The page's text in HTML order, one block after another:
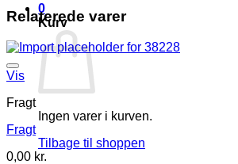
0
Kurv
Ingen varer i kurven.
Tilbage til shoppen
Relaterede varer
Vis
Fragt
Fragt
0,00 kr.